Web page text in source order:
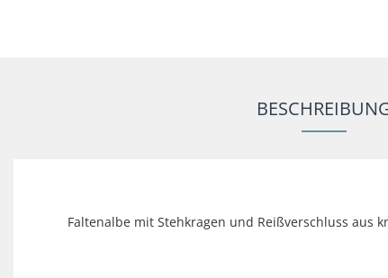
Faltenalbe mit Stehkragen und Reißverschluss aus